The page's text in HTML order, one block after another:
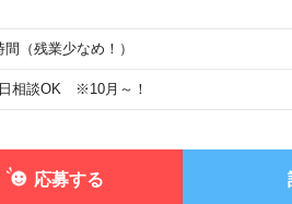
（残業少なめ！）
相談OK ※10月～！
応募する